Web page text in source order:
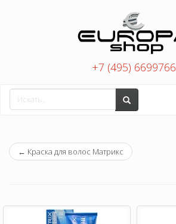
+7 (495) 6699766
← Краска для волос Матрикс